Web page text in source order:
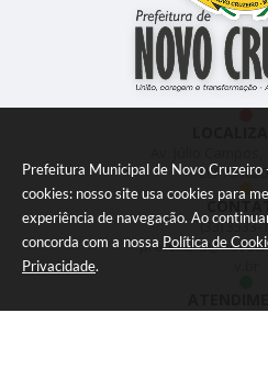
Prefeitura Municipal de Novo Cruzeiro
cookies: nosso site usa cookies para
experiência de navegação. Ao
concorda com a nossa Política de
Privacidade.
CEP:
(33) 3533-